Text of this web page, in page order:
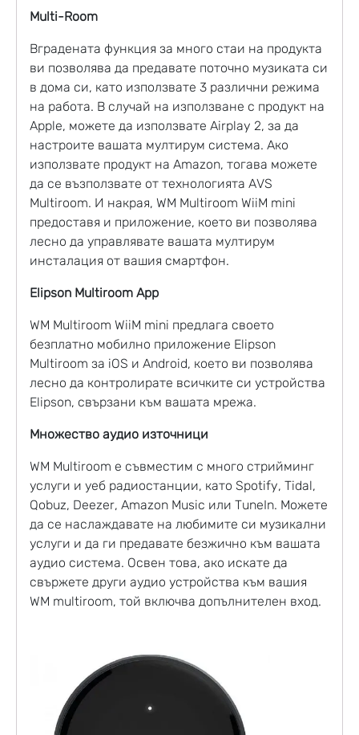
Мulti-Room
Вградената функция за много стаи на продукта
ви позволява да предавате поточно музиката си
в дома си, като използвате 3 различни режима
на работа. В случай на използване с продукт на
Apple, можете да използвате Airplay 2, за да
настроите вашата мултирум система. Ако
използвате продукт на Amazon, тогава можете
да се възползвате от технологията AVS
Multiroom. И накрая, WM Multiroom WiiM mini
предоставя и приложение, което ви позволява
лесно да управлявате вашата мултирум
инсталация от вашия смартфон.
Elipson Multiroom App
WM Multiroom WiiM mini предлага своето
безплатно мобилно приложение Elipson
Multiroom за iOS и Android, което ви позволява
лесно да контролирате всичките си устройства
Elipson, свързани към вашата мрежа.
Множество аудио източници
WM Multiroom е съвместим с много стрийминг
услуги и уеб радиостанции, като Spotify, Tidal,
Qobuz, Deezer, Amazon Music или TuneIn. Можете
да се наслаждавате на любимите си музикални
услуги и да ги предавате безжично към вашата
аудио система. Освен това, ако искате да
свържете други аудио устройства към вашия
WM multiroom, той включва допълнителен вход.